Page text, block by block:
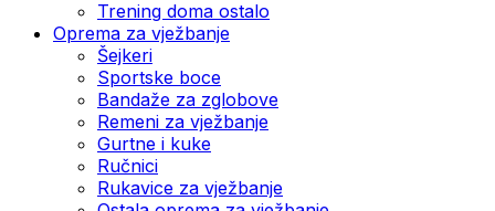
Trening doma ostalo
Oprema za vježbanje
Šejkeri
Sportske boce
Bandaže za zglobove
Remeni za vježbanje
Gurtne i kuke
Ručnici
Rukavice za vježbanje